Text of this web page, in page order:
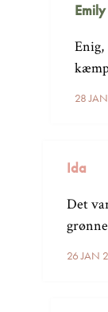
28
Enig,
Ida
26 JAN
Det